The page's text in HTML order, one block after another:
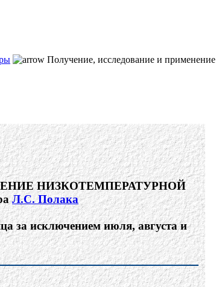
Получение, исследование и применение